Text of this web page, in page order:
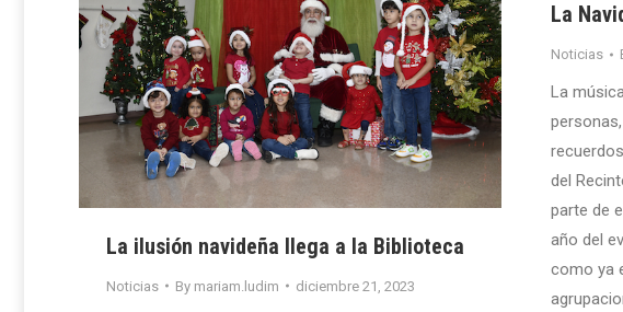
La
Noticias
La
del
parte de
año del
como ya
La ilusión navideña llega a la Biblioteca
Noticias By mariam.ludim diciembre 21, 2023